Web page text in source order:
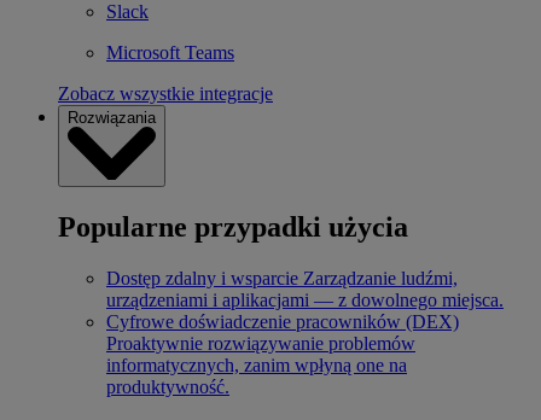
Slack
Microsoft Teams
Zobacz wszystkie integracje
Rozwiązania
Popularne przypadki użycia
Dostęp zdalny i wsparcie Zarządzanie ludźmi,
urządzeniami i aplikacjami — z dowolnego miejsca.
Cyfrowe doświadczenie pracowników (DEX)
Proaktywnie rozwiązywanie problemów
informatycznych, zanim wpłyną one na
produktywność.